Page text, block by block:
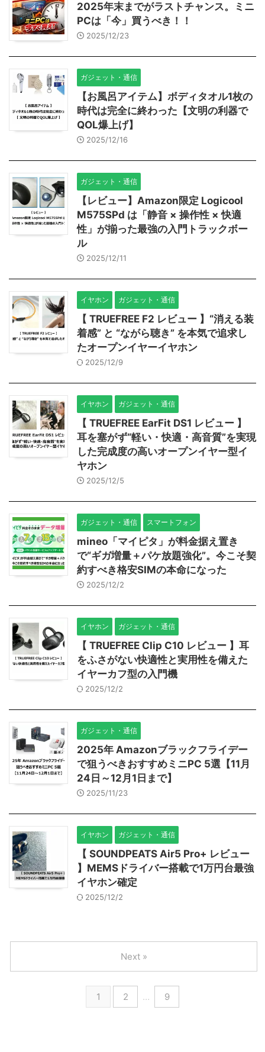
2025年末までがラストチャンス。ミニ
PCは「今」買うべき！！
2025/12/23
ガジェット・通信
【お風呂アイテム】ボディタオル1枚の
時代は完全に終わった【文明の利器で
QOL爆上げ】
2025/12/16
ガジェット・通信
【レビュー】Amazon限定 Logicool
M575SPd は「静音 × 操作性 × 快適
性」が揃った最強の入門トラックボー
ル
2025/12/11
イヤホン ガジェット・通信
【 TRUEFREE F2 レビュー 】“消える装
着感” と “ながら聴き” を本気で追求し
たオープンイヤーイヤホン
2025/12/9
イヤホン ガジェット・通信
【 TRUEFREE EarFit DS1 レビュー 】
耳を塞がず“軽い・快適・高音質”を実現
した完成度の高いオープンイヤー型イ
ヤホン
2025/12/5
ガジェット・通信 スマートフォン
mineo「マイピタ」が料金据え置き
で“ギガ増量＋パケ放題強化”。今こそ契
約すべき格安SIMの本命になった
2025/12/2
イヤホン ガジェット・通信
【 TRUEFREE Clip C10 レビュー 】耳
をふさがない快適性と実用性を備えた
イヤーカフ型の入門機
2025/12/2
ガジェット・通信
2025年 Amazonブラックフライデー
で狙うべきおすすめミニPC 5選【11月
24日～12月1日まで】
2025/11/23
イヤホン ガジェット・通信
【 SOUNDPEATS Air5 Pro+ レビュー
】MEMSドライバー搭載で1万円台最強
イヤホン確定
2025/12/2
1 2 … 9
Next »